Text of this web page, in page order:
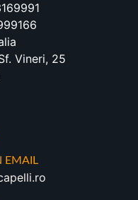
Vineri, 25
EMAIL